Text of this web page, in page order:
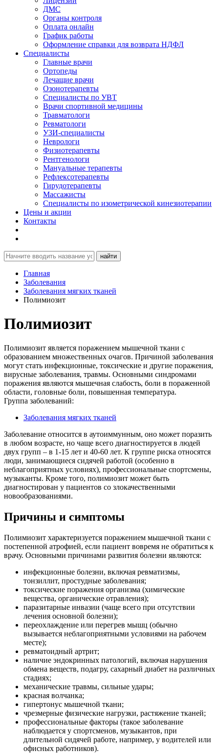
ДМС
Органы контроля
Оплата онлайн
График работы
Оформление справки для возврата НДФЛ
Специалисты
Главные врачи
Ортопеды
Лечащие врачи
Озонотерапевты
Специалисты по УВТ
Врачи спортивной медицины
Травматологи
Ревматологи
УЗИ-специалисты
Неврологи
Физиотерапевты
Рентгенологи
Мануальные терапевты
Рефлексотерапевты
Гирудотерапевты
Массажисты
Специалисты по изометрической кинезиотерапии
Цены и акции
Контакты
найти
Главная
Заболевания
Заболевания мягких тканей
Полимиозит
Полимиозит
Полимиозит является поражением мышечной ткани с
образованием множественных очагов. Причиной заболевания
могут стать инфекционные, токсические и другие поражения,
вирусные заболевания, травмы. Основными синдромами
поражения являются мышечная слабость, боли в пораженной
области, головные боли, повышенная температура.
Группа заболеваний:
Заболевания мягких тканей
Заболевание относится в аутоиммунным, оно может поразить
в любом возрасте, но чаще всего диагностируется в людей
двух групп – в 1-15 лет и 40-60 лет. К группе риска относятся
люди, занимающиеся сидячей работой (особенно в
неблагоприятных условиях), профессиональные спортсмены,
музыканты. Кроме того, полимиозит может быть
диагностирован у пациентов со злокачественными
новообразованиями.
Причины и симптомы
Полимиозит характеризуется поражением мышечной ткани с
постепенной атрофией, если пациент вовремя не обратиться к
врачу. Основными причинами развития болезни являются:
инфекционные болезни, включая ревматизмы,
тонзиллит, простудные заболевания;
токсические поражения организма (химические
вещества, органические отравления);
паразитарные инвазии (чаще всего при отсутствии
лечения основной болезни);
переохлаждение или перегрев мышц (обычно
вызывается неблагоприятными условиями на рабочем
месте);
ревматоидный артрит;
наличие эндокринных патологий, включая нарушения
обмена веществ, подагру, сахарный диабет на различных
стадиях;
механические травмы, сильные удары;
красная волчанка;
гипертонус мышечной ткани;
чрезмерные физические нагрузки, растяжение тканей;
профессиональные факторы (такое заболевание
наблюдается у спортсменов, музыкантов, при
длительной сидячей работе, например, у водителей или
офисных работников).